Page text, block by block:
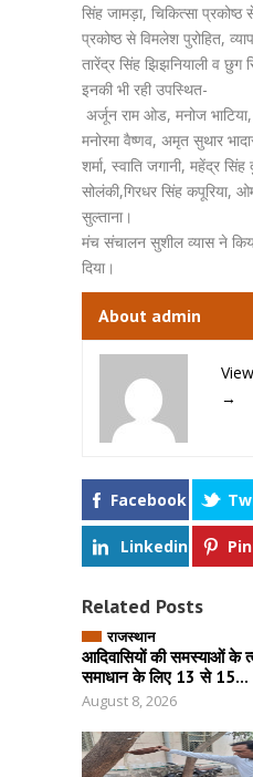
सिंह जामड़ा, चिकित्सा प्रकोष्ठ
प्रकोष्ठ से विमलेश पुरोहित,
तारेंद्र सिंह झिझनियाली व छुग
इनकी भी रही उपस्थित-
अर्जून राम ओड, मनोज
मनोरमा वैष्णव, अमृत सुथार
शर्मा, स्वाति जगानी, महेंद्र
सोलंकी,गिरधर सिंह कपूरिया,
सुल्ताना।
मंच संचालन सुशील व्यास ने
दिया।
About admin
→
Facebook
Linkedin
Related Posts
राजस्थान
आदिवासियों की समस्याओं के
समाधान के लिए 13 से 15...
August 8, 2026